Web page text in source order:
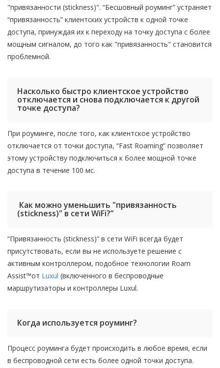
"привязанности (stickness)". “Бесшовный роуминг” устраняет
“привязанность” клиентских устройств к одной точке
доступа, принуждая их к переходу на точку доступа с более
мощным сигналом, до того как "привязанность" становится
проблемной.
Насколько быстро клиентское устройство
отключается и снова подключается к другой
точке доступа?
При роуминге, после того, как клиентское устройство
отключается от точки доступа, “Fast Roaming” позволяет
этому устройству подключиться к более мощной точке
доступа в течение 100 мс.
Как можно уменьшить "привязанность
(stickness)" в сети WiFi?”
“Привязанность (stickness)” в сети WiFi всегда будет
присутствовать, если вы не используете решение с
активным контроллером, подобное технологии Roam
Assist™от Luxul (включенного в беспроводные
маршрутизаторы и контроллеры Luxul.
Когда используется роуминг?
Процесс роуминга будет происходить в любое время, если
в беспроводной сети есть более одной точки доступа.